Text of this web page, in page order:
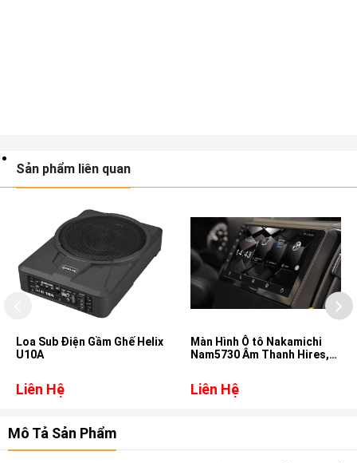
Sản phẩm liên quan
Loa Sub Điện Gầm Ghế Helix
U10A
Liên Hệ
Màn Hình Ô tô Nakamichi
Nam5730 Âm Thanh Hires,
Liên Hệ
Mô Tả Sản Phẩm